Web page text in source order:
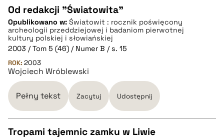
CZYSTY TEKST
pobierz cytat
Od redakcji "Światowita"
Opublikowano w: Światowit : rocznik poświęcony
archeologii przeddziejowej i badaniom pierwotnej
kultury polskiej i słowiańskiej
2003 / Tom 5 (46) / Numer B / s. 15
ROK: 2003
Wojciech Wróblewski
Pełny tekst Zacytuj Udostępnij
Tropami tajemnic zamku w Liwie